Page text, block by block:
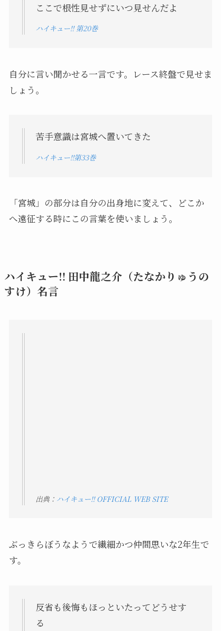
ここで根性見せずにいつ見せんだよ
ハイキュー!! 第20巻
自分に言い聞かせる一言です。レース終盤で見せま
しょう。
苦手意識は宮城へ置いてきた
ハイキュー!!第33巻
「宮城」の部分は自分の出身地に変えて、どこか
へ遠征する時にこの言葉を使いましょう。
ハイキュー!! 田中龍之介（たなかりゅうの
すけ）名言
出典： ハイキュー!! OFFICIAL WEB SITE
ぶっきらぼうなようで繊細かつ仲間思いな2年生で
す。
反省も後悔もほっといたってどうせす
る